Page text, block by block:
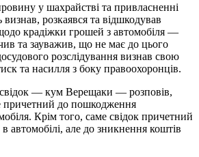
у шахрайстві та привласненні
розкаявся та відшкодував
крадіжки грошей з автомобіля —
та зауважив, що не має до цього
розслідування визнав свою
та насилля з боку правоохоронців.
свідок — кум Верещаки — розповів,
до пошкодження
Крім того, саме свідок причетний
автомобілі, але до зникнення коштів